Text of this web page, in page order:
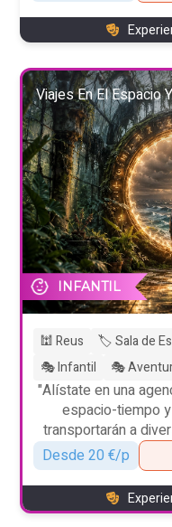
Viajes En El Espacio
INFANTIL
🕍 Reus 🏷️ Sala de
🎭 Infantil
🎭
"Alístate en una
espacio-tiempo
transportarán a
Desde 20 €/p